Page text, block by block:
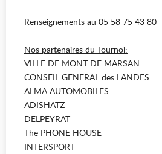
Renseignements au 05 58 75 43 80
Nos partenaires du Tournoi:
VILLE DE MONT DE MARSAN
CONSEIL GENERAL des LANDES
ALMA AUTOMOBILES
ADISHATZ
DELPEYRAT
The PHONE HOUSE
INTERSPORT